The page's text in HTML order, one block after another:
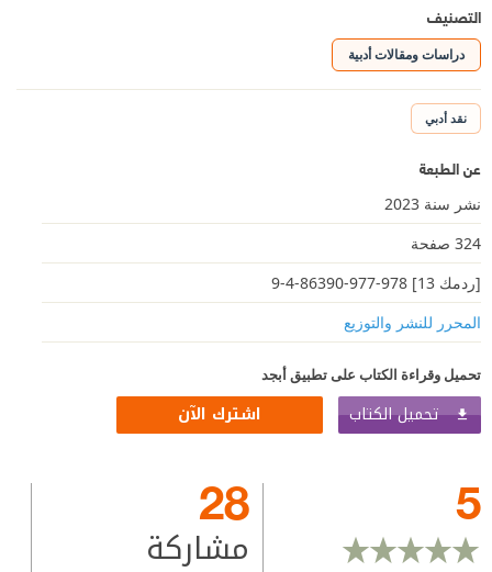
التصنيف
دراسات ومقالات أدبية
نقد أدبي
عن الطبعة
نشر سنة 2023
324 صفحة
[ردمك 13] 978-977-86390-4-9
المحرر للنشر والتوزيع
تحميل وقراءة الكتاب على تطبيق أبجد
تحميل الكتاب اشترك الآن
5
28
مشاركة